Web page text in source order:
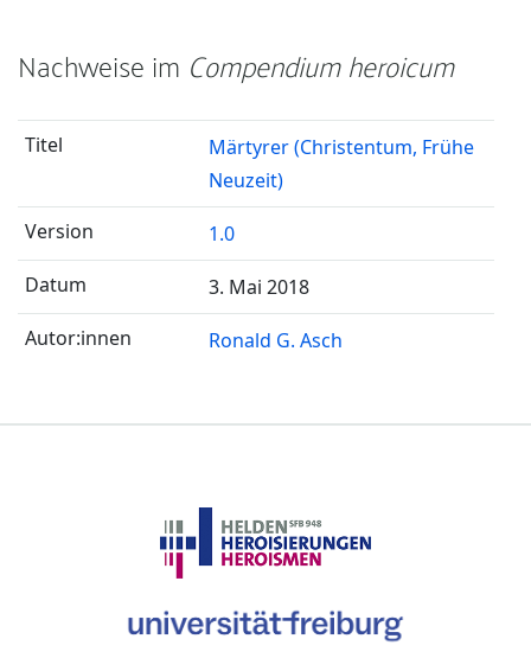
Nachweise im Compendium heroicum
Märtyrer (Christentum, Frühe
Neuzeit)
1.0
3. Mai 2018
Ronald G. Asch